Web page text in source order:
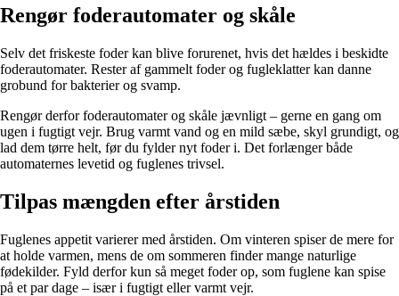
Rengør foderautomater og skåle
Selv det friskeste foder kan blive forurenet, hvis det hældes i beskidte
foderautomater. Rester af gammelt foder og fugleklatter kan danne
grobund for bakterier og svamp.
Rengør derfor foderautomater og skåle jævnligt – gerne en gang om
ugen i fugtigt vejr. Brug varmt vand og en mild sæbe, skyl grundigt, og
lad dem tørre helt, før du fylder nyt foder i. Det forlænger både
automaternes levetid og fuglenes trivsel.
Tilpas mængden efter årstiden
Fuglenes appetit varierer med årstiden. Om vinteren spiser de mere for
at holde varmen, mens de om sommeren finder mange naturlige
fødekilder. Fyld derfor kun så meget foder op, som fuglene kan spise
på et par dage – især i fugtigt eller varmt vejr.